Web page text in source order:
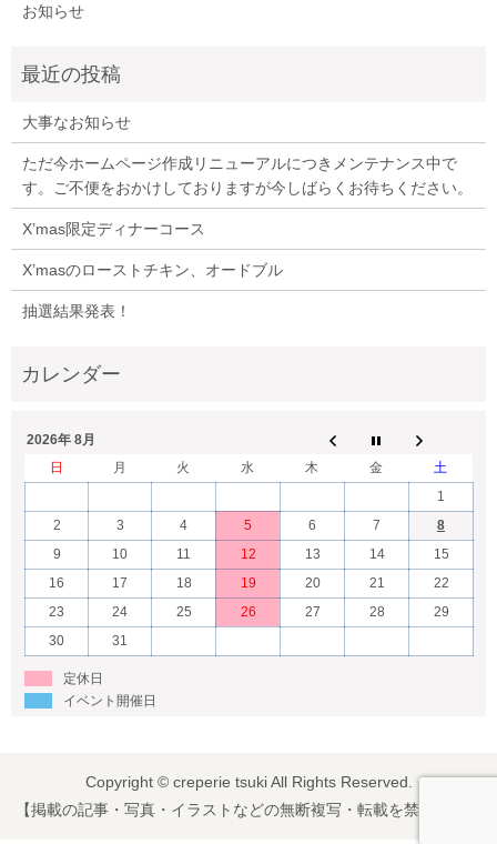
お知らせ
大事なお知らせ
ただ今ホームページ作成リニューアルにつきメンテナンス中で
す。ご不便をおかけしておりますが今しばらくお待ちください。
X’mas限定ディナーコース
X’masのローストチキン、オードブル
抽選結果発表！
2026年 8月
日
月 火 水 木 金
土
1
2
3 4 5 6 7
8
9
10 11 12 13 14
15
16
17 18 19 20 21
22
23
24 25 26 27 28
29
30
31
定休日
イベント開催日
Copyright © creperie tsuki All Rights Reserved.
【掲載の記事・写真・イラストなどの無断複写・転載を禁じます】